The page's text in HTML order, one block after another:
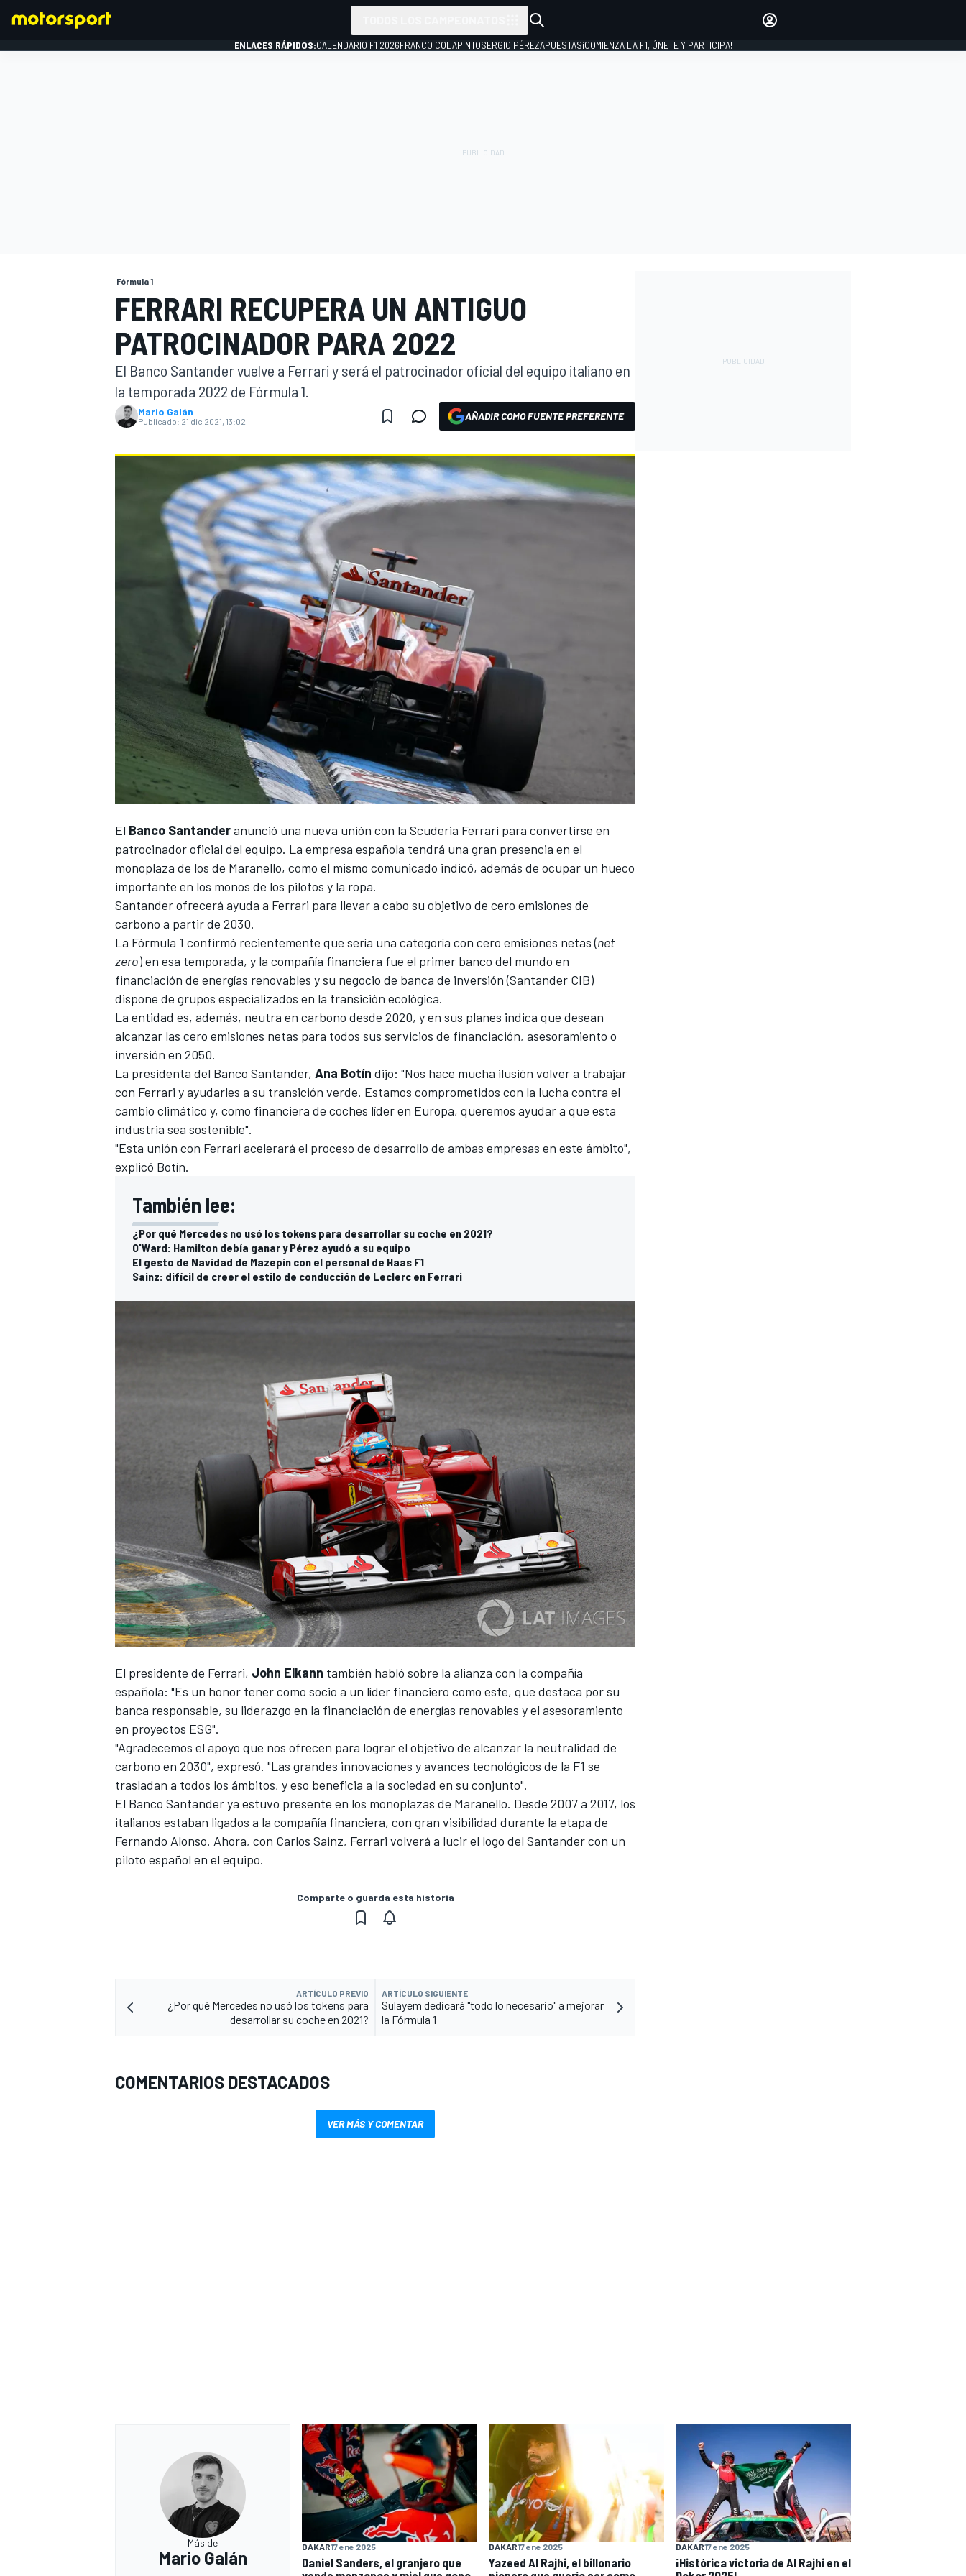
INDYCAR
NASCAR CUP
FÓRMULA E
WRC
INICIAR SESIÓN
ENLACES RÁPIDOS:CALENDARIO F1 2026FRANCO COLAPINTOSERGIO PÉREZAPUESTAS¡COMIENZA LA F1, ÚNETE Y PARTICIPA!
Fórmula 1
FERRARI RECUPERA UN ANTIGUO
PATROCINADOR PARA 2022
El Banco Santander vuelve a Ferrari y será el patrocinador oficial del equipo italiano en
la temporada 2022 de Fórmula 1.
Mario Galán
Publicado: 21 dic 2021, 13:02 AÑADIR COMO FUENTE PREFERENTE
El Banco Santanderanunció una nueva unión con la Scuderia Ferrari para convertirse en
patrocinador oficial del equipo. La empresa española tendrá una gran presencia en el
monoplaza de los de Maranello, como el mismo comunicado indicó, además de ocupar un hueco
importante en los monos de los pilotos y la ropa.
Santander ofrecerá ayuda a Ferrari para llevar a cabo su objetivo de cero emisiones de
carbono a partir de 2030.
La Fórmula 1 confirmó recientemente que sería una categoría con cero emisiones netas (net
zero) en esa temporada, y la compañía financiera fue el primer banco del mundo en
financiación de energías renovables y su negocio de banca de inversión (Santander CIB)
dispone de grupos especializados en la transición ecológica.
La entidad es, además, neutra en carbono desde 2020, y en sus planes indica que desean
alcanzar las cero emisiones netas para todos sus servicios de financiación, asesoramiento o
inversión en 2050.
La presidenta del Banco Santander, Ana Botín dijo: "Nos hace mucha ilusión volver a trabajar
con Ferrari y ayudarles a su transición verde. Estamos comprometidos con la lucha contra el
cambio climático y, como financiera de coches líder en Europa, queremos ayudar a que esta
industria sea sostenible".
"Esta unión con Ferrari acelerará el proceso de desarrollo de ambas empresas en este ámbito",
explicó Botín.
También lee:
¿Por qué Mercedes no usó los tokens para desarrollar su coche en 2021?
O'Ward: Hamilton debía ganar y Pérez ayudó a su equipo
El gesto de Navidad de Mazepin con el personal de Haas F1
Sainz: difícil de creer el estilo de conducción de Leclerc en Ferrari
El presidente de Ferrari, John Elkann también habló sobre la alianza con la compañía
española: "Es un honor tener como socio a un líder financiero como este, que destaca por su
banca responsable, su liderazgo en la financiación de energías renovables y el asesoramiento
en proyectos ESG".
"Agradecemos el apoyo que nos ofrecen para lograr el objetivo de alcanzar la neutralidad de
carbono en 2030", expresó. "Las grandes innovaciones y avances tecnológicos de la F1 se
trasladan a todos los ámbitos, y eso beneficia a la sociedad en su conjunto".
El Banco Santander ya estuvo presente en los monoplazas de Maranello. Desde 2007 a 2017, los
italianos estaban ligados a la compañía financiera, con gran visibilidad durante la etapa de
Fernando Alonso. Ahora, con Carlos Sainz, Ferrari volverá a lucir el logo del Santander con un
piloto español en el equipo.
Comparte o guarda esta historia
ARTÍCULO PREVIO
¿Por qué Mercedes no usó los tokens para
desarrollar su coche en 2021?
ARTÍCULO SIGUIENTE
Sulayem dedicará "todo lo necesario" a mejorar
la Fórmula 1
COMENTARIOS DESTACADOS
VER MÁS Y COMENTAR
Más de
Mario Galán
DAKAR17 ene 2025
Daniel Sanders, el granjero que
DAKAR17 ene 2025
Yazeed Al Rajhi, el billonario
DAKAR17 ene 2025
¡Histórica victoria de Al Rajhi en el